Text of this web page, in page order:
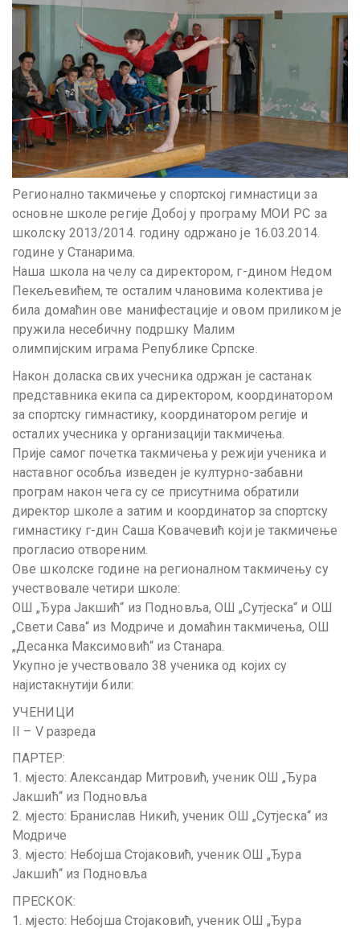
Регионално такмичење у спортској гимнастици за
основне школе регије Добој у програму МОИ РС за
школску 2013/2014. годину одржано је 16.03.2014.
године у Станарима.
Наша школа на челу са директором, г-дином Недом
Пекељевићем, те осталим члановима колектива је
била домаћин ове манифестације и овом приликом је
пружила несебичну подршку Малим
олимпијским играма Републике Српске.
Након доласка свих учесника одржан је састанак
представника екипа са директором, координатором
за спортску гимнастику, координатором регије и
осталих учесника у организацији такмичења.
Прије самог почетка такмичења у режији ученика и
наставног особља изведен је културно-забавни
програм након чега су се присутнима обратили
директор школе а затим и координатор за спортску
гимнастику г-дин Саша Ковачевић који је такмичење
прогласио отвореним.
Ове школске године на регионалном такмичењу су
учествовале четири школе:
ОШ „Ђура Јакшић“ из Подновља, ОШ „Сутјеска“ и ОШ
„Свети Сава“ из Модриче и домаћин такмичења, ОШ
„Десанка Максимовић“ из Станара.
Укупно је учествовало 38 ученика од којих су
најистакнутији били:
УЧЕНИЦИ
II – V разреда
ПАРТЕР:
1. мјесто: Александар Митровић, ученик ОШ „Ђура
Јакшић“ из Подновља
2. мјесто: Бранислав Никић, ученик ОШ „Сутјеска“ из
Модриче
3. мјесто: Небојша Стојаковић, ученик ОШ „Ђура
Јакшић“ из Подновља
ПРЕСКОК:
1. мјесто: Небојша Стојаковић, ученик ОШ „Ђура